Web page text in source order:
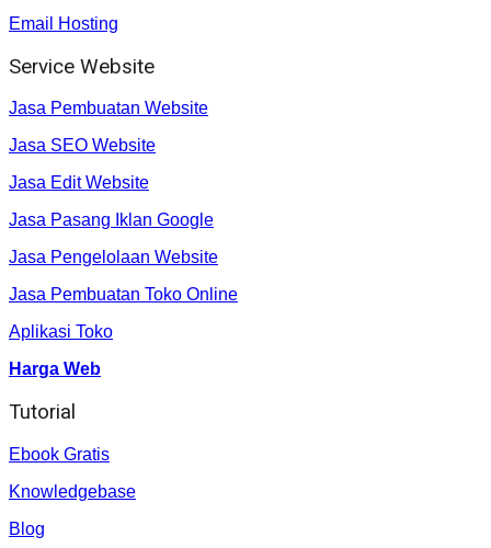
Email Hosting
Service Website
Jasa Pembuatan Website
Jasa SEO Website
Jasa Edit Website
Jasa Pasang Iklan Google
Jasa Pengelolaan Website
Jasa Pembuatan Toko Online
Aplikasi Toko
Harga Web
Tutorial
Ebook Gratis
Knowledgebase
Blog